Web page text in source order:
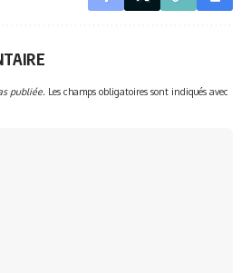
publiée. Les champs obligatoires sont indiqués avec